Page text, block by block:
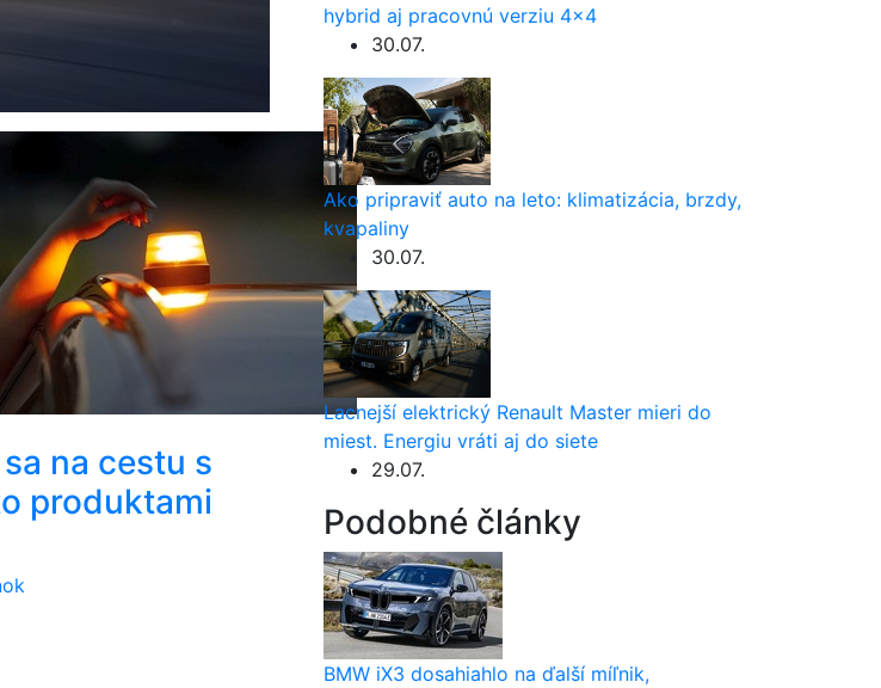
na cestu s
produktami
hybrid aj pracovnú verziu 4×4
30.07.
Ako pripraviť auto na leto: klimatizácia, brzdy,
kvapaliny
30.07.
Lacnejší elektrický Renault Master mieri do
miest. Energiu vráti aj do siete
29.07.
Podobné články
BMW iX3 dosahiahlo na ďalší míľnik,